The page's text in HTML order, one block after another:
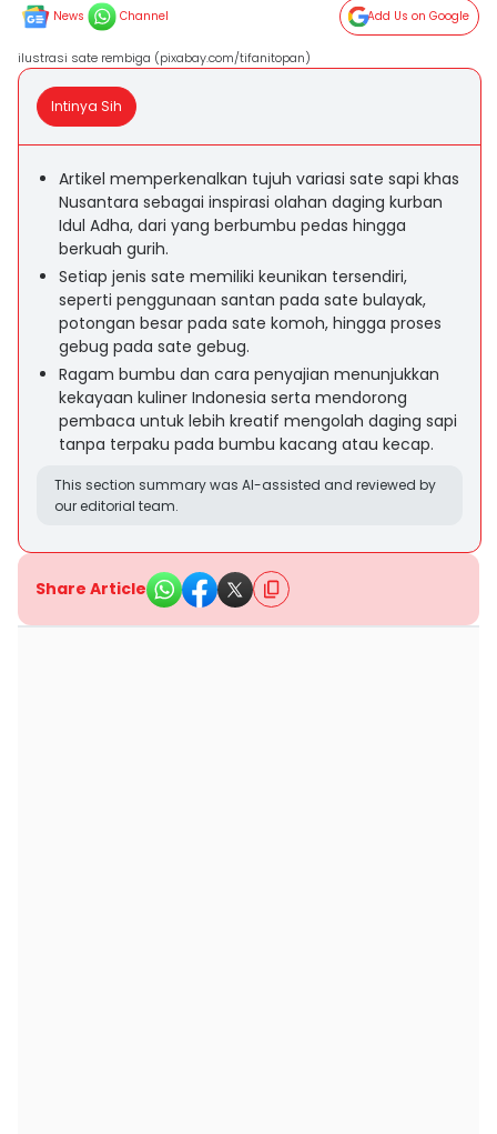
News Channel Add Us on Google
ilustrasi sate rembiga (pixabay.com/tifanitopan)
Intinya Sih
Artikel memperkenalkan tujuh variasi sate sapi khas
Nusantara sebagai inspirasi olahan daging kurban
Idul Adha, dari yang berbumbu pedas hingga
berkuah gurih.
Setiap jenis sate memiliki keunikan tersendiri,
seperti penggunaan santan pada sate bulayak,
potongan besar pada sate komoh, hingga proses
gebug pada sate gebug.
Ragam bumbu dan cara penyajian menunjukkan
kekayaan kuliner Indonesia serta mendorong
pembaca untuk lebih kreatif mengolah daging sapi
tanpa terpaku pada bumbu kacang atau kecap.
This section summary was AI-assisted and reviewed by
our editorial team.
Share Article